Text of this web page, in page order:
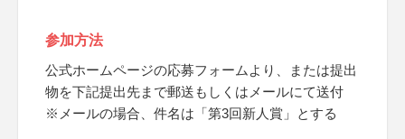
参加方法
公式ホームページの応募フォームより、または提出
物を下記提出先まで郵送もしくはメールにて送付
※メールの場合、件名は「第3回新人賞」とする